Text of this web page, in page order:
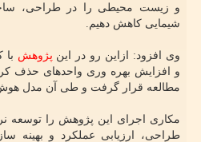
و زیست محیطی را در طراحی،
شیمایی کاهش دهیم.
وی افزود: ازاین رو در این پژوهش
و افزایش بهره وری واحدهای حذف
مطالعه قرار گرفت و طی آن مدل
مکاری اجرای این پژوهش را توسعه
طراحی، ارزیابی عملکرد و بهینه